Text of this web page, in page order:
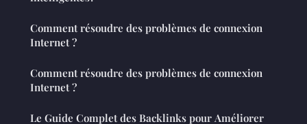
Comment résoudre des problèmes de connexion
Internet ?
Comment résoudre des problèmes de connexion
Internet ?
Le Guide Complet des Backlinks pour Améliorer